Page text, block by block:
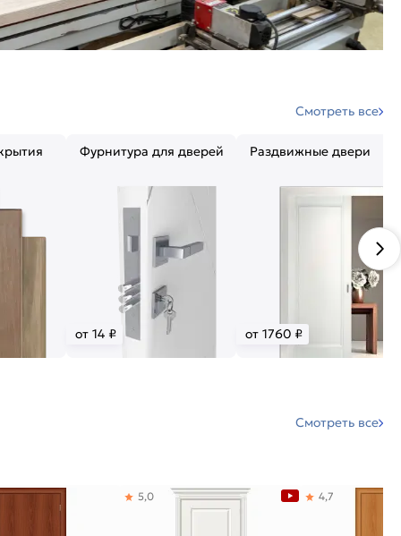
Смотреть все
Фурнитура для дверей
от 14 ₽
Раздвижные двери
от 1760 ₽
Смотреть все
5,0 4,7